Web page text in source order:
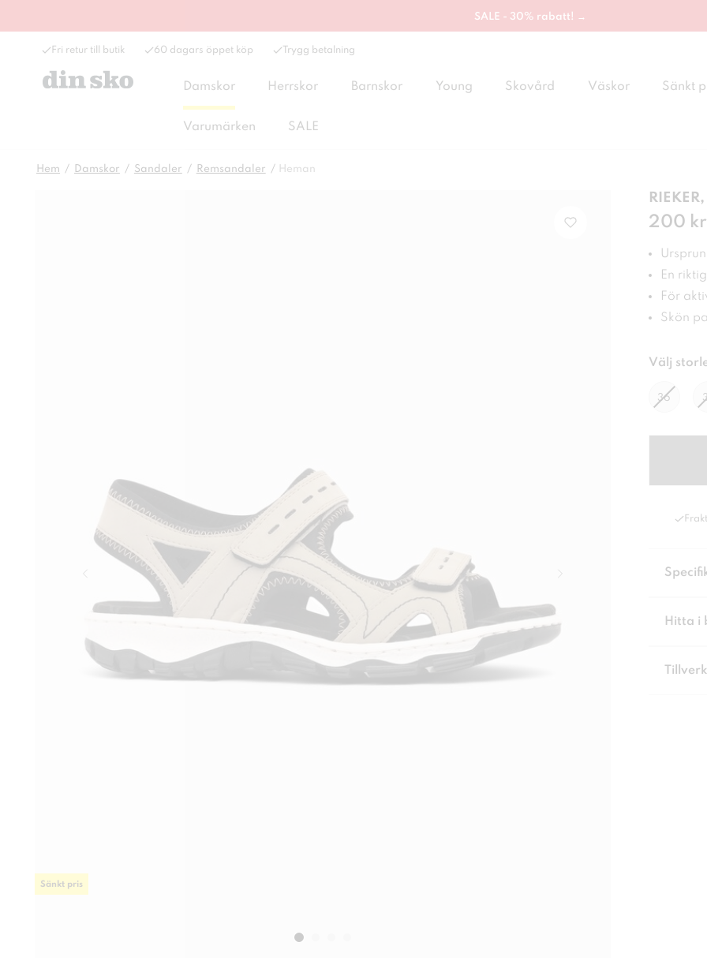
SALE - 30% rabatt! →
Fri retur till butik 60 dagars öppet köp Trygg betalning
Damskor Herrskor Barnskor Young Skovård Väskor Sänkt
Varumärken SALE
Hem Damskor Sandaler Remsandaler Heman
Sänkt pris
Pris:
200 kr
En
För
Skön
Välj
36
Hitta i